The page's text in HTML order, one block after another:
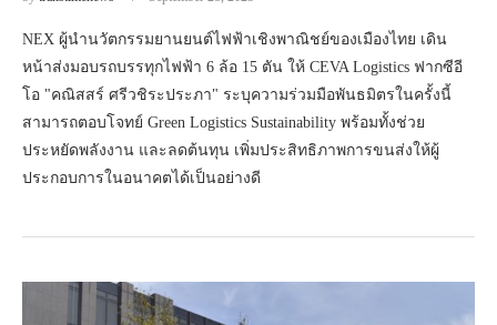
NEX ผู้นำนวัตกรรมยานยนต์ไฟฟ้าเชิงพาณิชย์ของเมืองไทย เดิน
หน้าส่งมอบรถบรรทุกไฟฟ้า 6 ล้อ 15 ตัน ให้ CEVA Logistics ฟากซีอี
โอ "คณิสสร์ ศรีวชิระประภา" ระบุความร่วมมือพันธมิตรในครั้งนี้
สามารถตอบโจทย์ Green Logistics Sustainability พร้อมทั้งช่วย
ประหยัดพลังงาน และลดต้นทุน เพิ่มประสิทธิภาพการขนส่งให้ผู้
ประกอบการในอนาคตได้เป็นอย่างดี